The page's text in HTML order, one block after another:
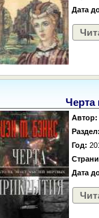
Дата
Черта
Автор:
Раздел:
Год:
Дата